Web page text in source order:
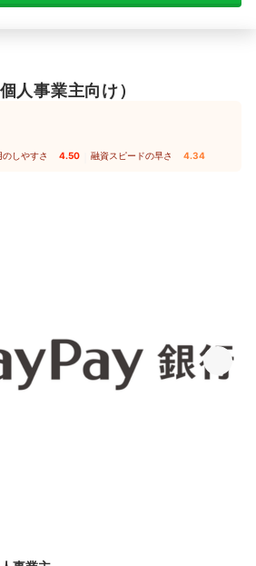
人事業主向け）
のしやすさ 4.50 融資スピードの早さ 4.34